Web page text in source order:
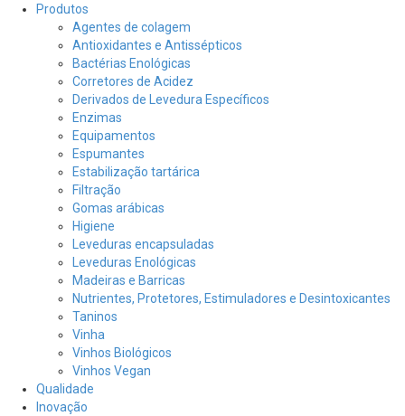
Produtos
Agentes de colagem
Antioxidantes e Antissépticos
Bactérias Enológicas
Corretores de Acidez
Derivados de Levedura Específicos
Enzimas
Equipamentos
Espumantes
Estabilização tartárica
Filtração
Gomas arábicas
Higiene
Leveduras encapsuladas
Leveduras Enológicas
Madeiras e Barricas
Nutrientes, Protetores, Estimuladores e Desintoxicantes
Taninos
Vinha
Vinhos Biológicos
Vinhos Vegan
Qualidade
Inovação